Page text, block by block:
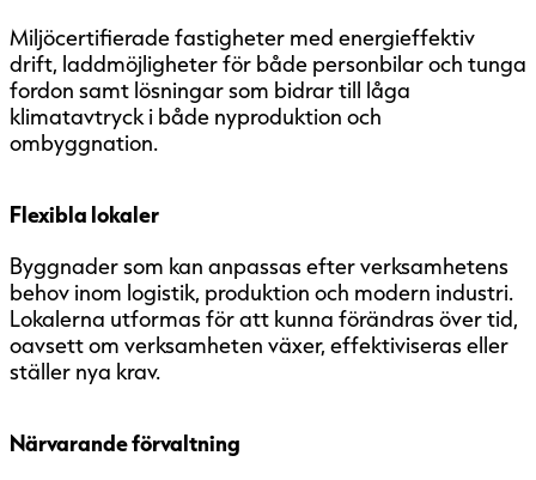
Miljöcertifierade fastigheter med energieffektiv
drift, laddmöjligheter för både personbilar och tunga
fordon samt lösningar som bidrar till låga
klimatavtryck i både nyproduktion och
ombyggnation.
Flexibla lokaler
Byggnader som kan anpassas efter verksamhetens
behov inom logistik, produktion och modern industri.
Lokalerna utformas för att kunna förändras över tid,
oavsett om verksamheten växer, effektiviseras eller
ställer nya krav.
Närvarande förvaltning